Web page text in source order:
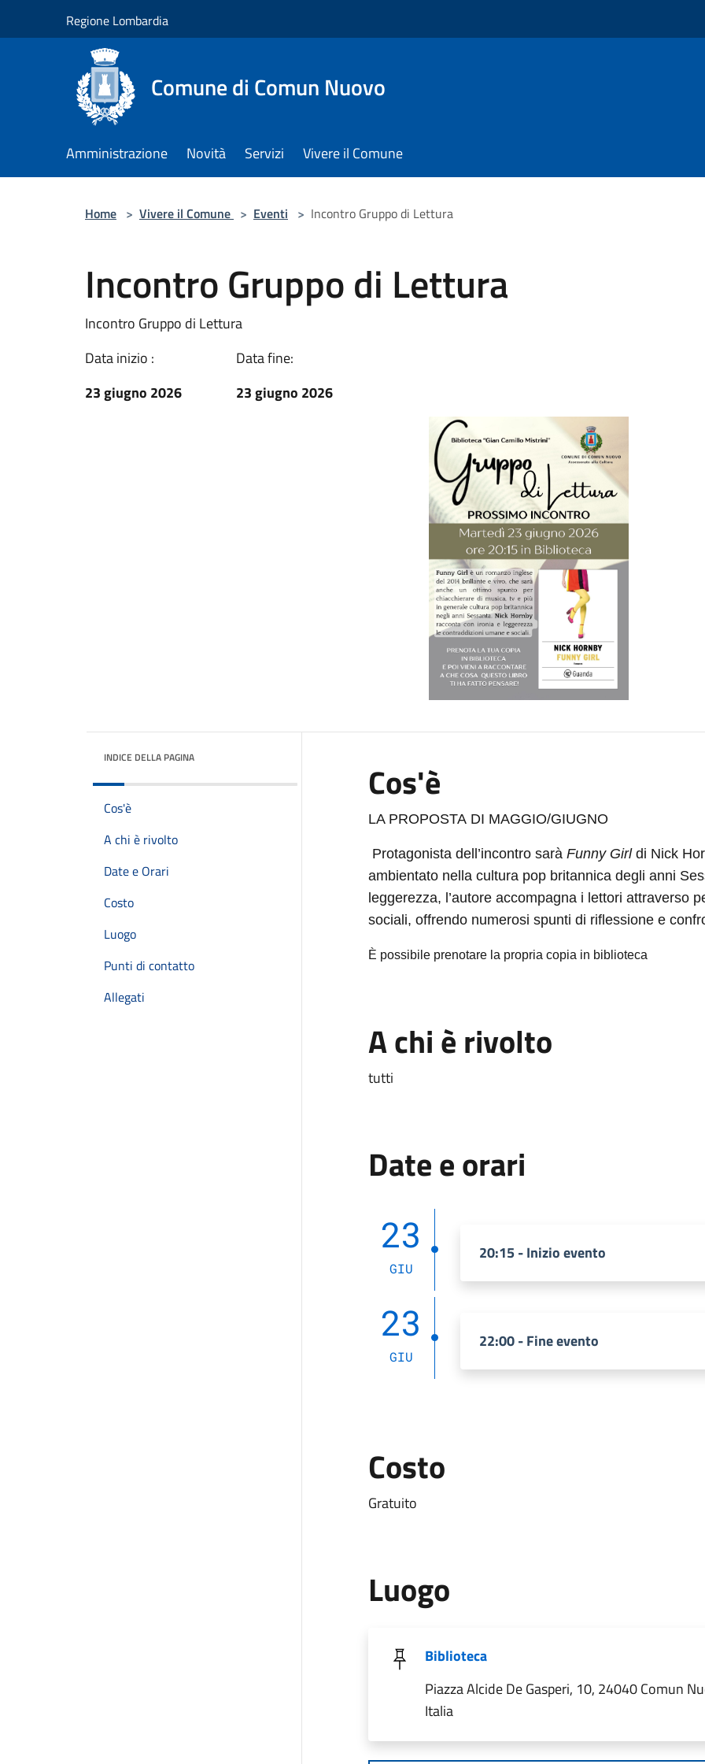
Regione Lombardia
Comune di Comun Nuovo
Amministrazione Novità Servizi Vivere il Comune
Home > Vivere il Comune > Eventi > Incontro Gruppo di Lettura
Incontro Gruppo di Lettura
Incontro Gruppo di Lettura
Data inizio :
23 giugno 2026
Data fine:
23 giugno 2026
INDICE DELLA PAGINA
Cos'è
A chi è rivolto
Date e Orari
Costo
Luogo
Punti di contatto
Allegati
Cos'è
LA PROPOSTA DI MAGGIO/GIUGNO
Protagonista dell’incontro sarà Funny Girldi Nick
ambientato nella cultura pop britannica degli anni
leggerezza, l’autore accompagna i lettori attraverso
sociali, offrendo numerosi spunti di riflessione e
È possibile prenotare la propria copia in biblioteca
A chi è rivolto
tutti
Date e orari
23
GIU
20:15 - Inizio evento
23
GIU
22:00 - Fine evento
Costo
Gratuito
Luogo
Biblioteca
Piazza Alcide De Gasperi, 10, 24040 Comun
Italia